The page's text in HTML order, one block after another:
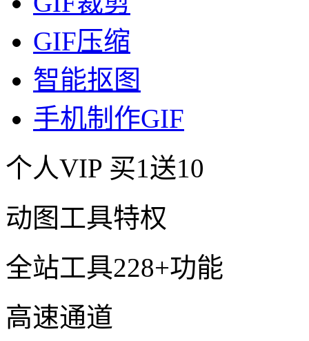
GIF压缩
智能抠图
手机制作GIF
个人VIP 买1送10
动图工具特权
全站工具228+功能
高速通道